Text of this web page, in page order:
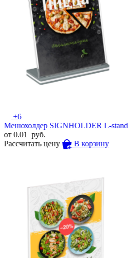
+6
Менюхолдер SIGNHOLDER L-stand
от 0.01
руб.
Рассчитать цену
В корзину